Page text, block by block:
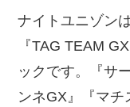
ナイトユニゾン
『TAG TEAM
ックです。『サ
ンネGX』『マ